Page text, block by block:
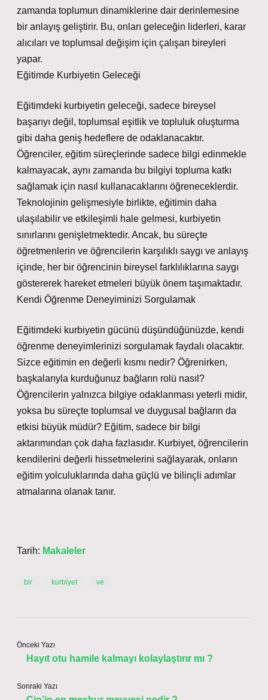
zamanda toplumun dinamiklerine dair derinlemesine
bir anlayış geliştirir. Bu, onları geleceğin liderleri, karar
alıcıları ve toplumsal değişim için çalışan bireyleri
yapar.
Eğitimde Kurbiyetin Geleceği
Eğitimdeki kurbiyetin geleceği, sadece bireysel
başarıyı değil, toplumsal eşitlik ve topluluk oluşturma
gibi daha geniş hedeflere de odaklanacaktır.
Öğrenciler, eğitim süreçlerinde sadece bilgi edinmekle
kalmayacak, aynı zamanda bu bilgiyi topluma katkı
sağlamak için nasıl kullanacaklarını öğreneceklerdir.
Teknolojinin gelişmesiyle birlikte, eğitimin daha
ulaşılabilir ve etkileşimli hale gelmesi, kurbiyetin
sınırlarını genişletmektedir. Ancak, bu süreçte
öğretmenlerin ve öğrencilerin karşılıklı saygı ve anlayış
içinde, her bir öğrencinin bireysel farklılıklarına saygı
göstererek hareket etmeleri büyük önem taşımaktadır.
Kendi Öğrenme Deneyiminizi Sorgulamak
Eğitimdeki kurbiyetin gücünü düşündüğünüzde, kendi
öğrenme deneyimlerinizi sorgulamak faydalı olacaktır.
Sizce eğitimin en değerli kısmı nedir? Öğrenirken,
başkalarıyla kurduğunuz bağların rolü nasıl?
Öğrencilerin yalnızca bilgiye odaklanması yeterli midir,
yoksa bu süreçte toplumsal ve duygusal bağların da
etkisi büyük müdür? Eğitim, sadece bir bilgi
aktarımından çok daha fazlasıdır. Kurbiyet, öğrencilerin
kendilerini değerli hissetmelerini sağlayarak, onların
eğitim yolculuklarında daha güçlü ve bilinçli adımlar
atmalarına olanak tanır.
Tarih: Makaleler
bir kurbiyet ve
Önceki Yazı
Hayıt otu hamile kalmayı kolaylaştırır mı ?
Sonraki Yazı